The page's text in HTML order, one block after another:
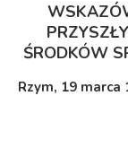
ŚRODKÓW
Rzym, 19 marca